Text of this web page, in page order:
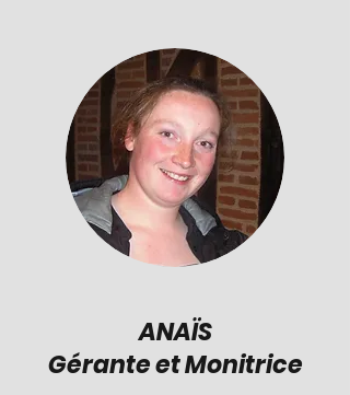
ANAÏS
Gérante et Monitrice